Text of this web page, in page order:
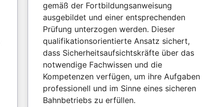
gemäß der Fortbildungsanweisung
ausgebildet und einer entsprechenden
Prüfung unterzogen werden. Dieser
qualifikationsorientierte Ansatz sichert,
dass Sicherheitsaufsichtskräfte über das
notwendige Fachwissen und die
Kompetenzen verfügen, um ihre Aufgaben
professionell und im Sinne eines sicheren
Bahnbetriebs zu erfüllen.